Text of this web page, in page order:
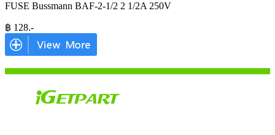
FUSE Bussmann BAF-2-1/2 2 1/2A 250V
฿ 128.-